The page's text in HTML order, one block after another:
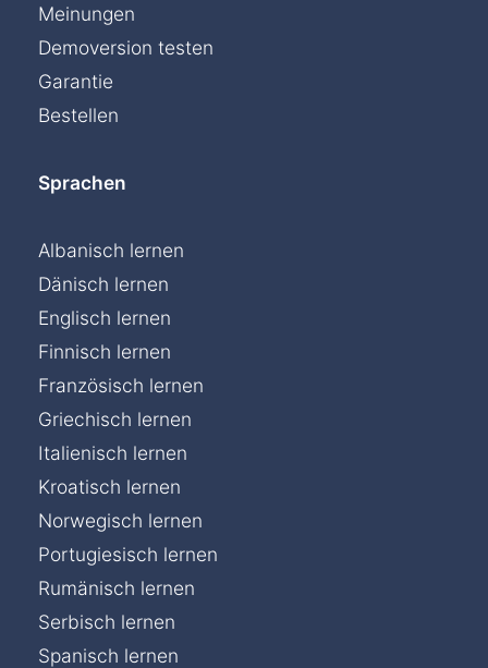
Meinungen
Demoversion testen
Garantie
Bestellen
Sprachen
Albanisch lernen
Dänisch lernen
Englisch lernen
Finnisch lernen
Französisch lernen
Griechisch lernen
Italienisch lernen
Kroatisch lernen
Norwegisch lernen
Portugiesisch lernen
Rumänisch lernen
Serbisch lernen
Spanisch lernen